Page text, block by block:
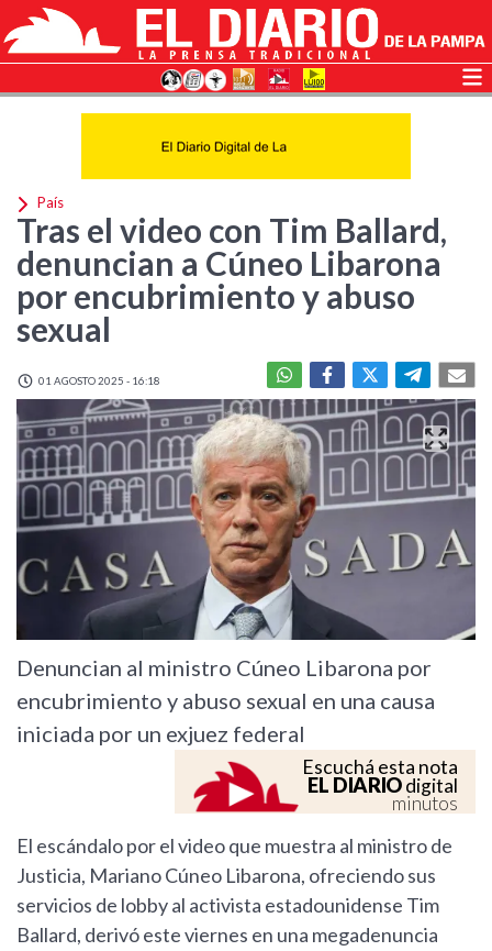
País
Tras el video con Tim Ballard,
denuncian a Cúneo Libarona
por encubrimiento y abuso
sexual
01 AGOSTO 2025 - 16:18
Denuncian al ministro Cúneo Libarona por
encubrimiento y abuso sexual en una causa
iniciada por un exjuez federal
Escuchá esta nota
EL DIARIOdigital
minutos
El escándalo por el video que muestra al ministro de
Justicia, Mariano Cúneo Libarona, ofreciendo sus
servicios de lobby al activista estadounidense Tim
Ballard, derivó este viernes en una megadenuncia